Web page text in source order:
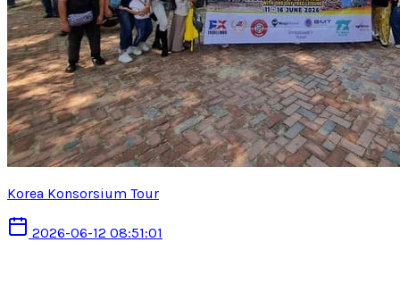
Korea Konsorsium Tour
2026-06-12 08:51:01